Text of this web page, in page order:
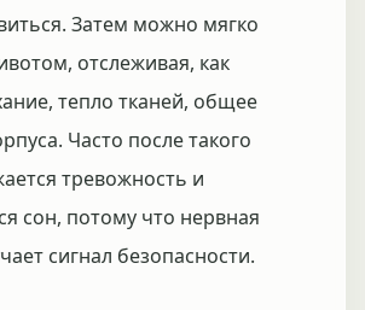
Затем можно мягко
отслеживая, как
тепло тканей, общее
Часто после такого
тревожность и
сон, потому что нервная
сигнал безопасности.